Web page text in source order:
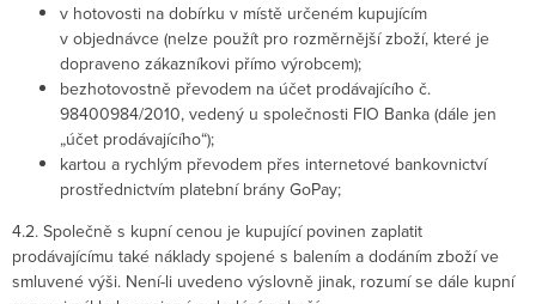
v hotovosti na dobírku v místě určeném kupujícím
v objednávce (nelze použít pro rozměrnější zboží, které je
dopraveno zákazníkovi přímo výrobcem);
bezhotovostně převodem na účet prodávajícího č.
98400984/2010, vedený u společnosti FIO Banka (dále jen
„účet prodávajícího“);
kartou a rychlým převodem přes internetové bankovnictví
prostřednictvím platební brány GoPay;
4.2. Společně s kupní cenou je kupující povinen zaplatit
prodávajícímu také náklady spojené s balením a dodáním zboží ve
smluvené výši. Není-li uvedeno výslovně jinak, rozumí se dále kupní